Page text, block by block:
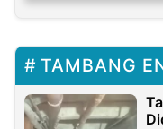
TAMBANG